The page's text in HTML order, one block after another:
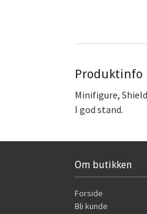
Produktinfo
Minifigure,
I god stand.
Om butikken
Forside
Bli kunde